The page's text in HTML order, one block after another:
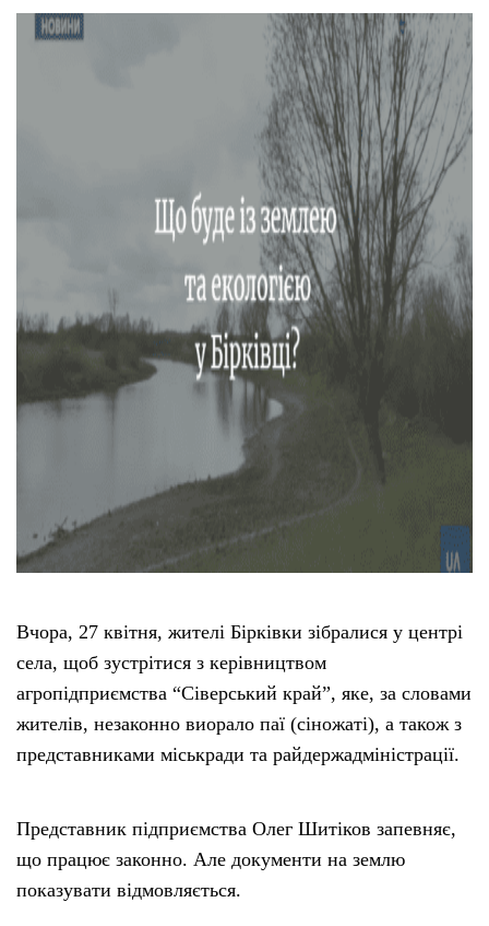
Вчора, 27 квітня, жителі Бірківки зібралися у центрі
села, щоб зустрітися з керівництвом
агропідприємства “Сіверський край”, яке, за словами
жителів, незаконно виорало паї (сіножаті), а також з
представниками міськради та райдержадміністрації.
Представник підприємства Олег Шитіков запевняє,
що працює законно. Але документи на землю
показувати відмовляється.